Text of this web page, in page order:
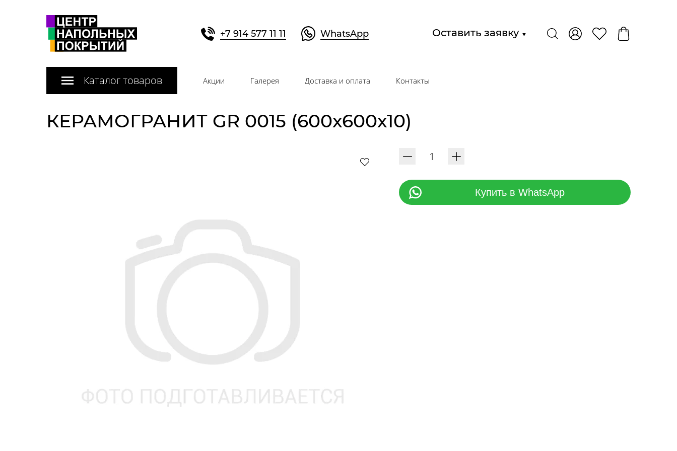
+7 914 577 11 11 WhatsApp Оставить заявку ▼
Каталог товаров Акции Галерея Доставка и оплата Контакты
КЕРАМОГРАНИТ GR 0015 (600х600х10)
Купить в WhatsApp